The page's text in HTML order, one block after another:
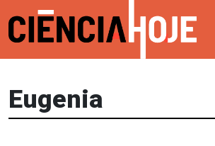
Eugenia